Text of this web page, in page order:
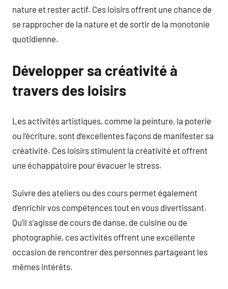
nature et rester actif. Ces loisirs offrent une chance de
se rapprocher de la nature et de sortir de la monotonie
quotidienne.
Développer sa créativité à
travers des loisirs
Les activités artistiques, comme la peinture, la poterie
ou l’écriture, sont d’excellentes façons de manifester sa
créativité. Ces loisirs stimulent la créativité et offrent
une échappatoire pour évacuer le stress.
Suivre des ateliers ou des cours permet également
d’enrichir vos compétences tout en vous divertissant.
Qu’il s’agisse de cours de danse, de cuisine ou de
photographie, ces activités offrent une excellente
occasion de rencontrer des personnes partageant les
mêmes intérêts.